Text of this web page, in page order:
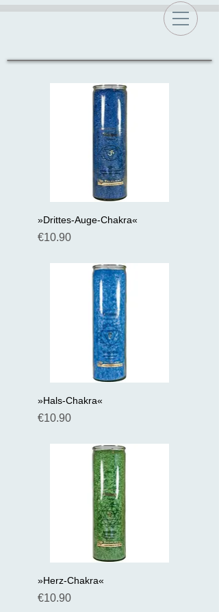
»Drittes-Auge-Chakra«
Preis
€10.90
»Hals-Chakra«
Preis
€10.90
»Herz-Chakra«
Preis
€10.90